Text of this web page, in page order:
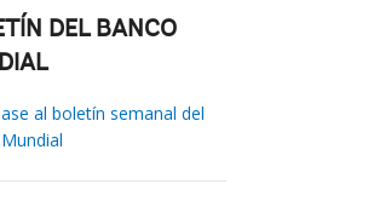
DEL BANCO
al boletín semanal del